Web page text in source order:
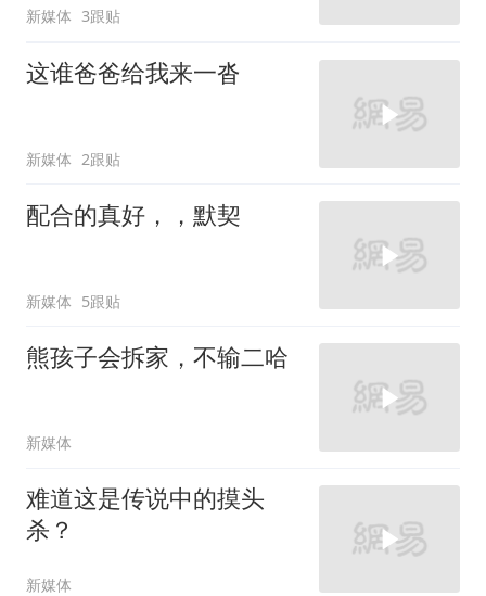
新媒体 3跟贴
这谁爸爸给我来一沓
新媒体 2跟贴
配合的真好，，默契
新媒体 5跟贴
熊孩子会拆家，不输二哈
新媒体
难道这是传说中的摸头
杀？
新媒体